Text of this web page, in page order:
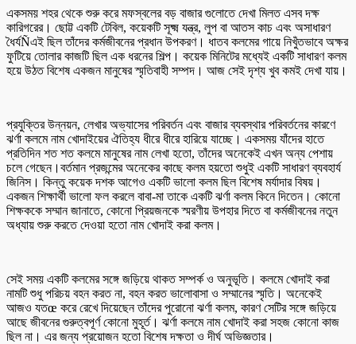
একসময় শহর থেকে শুরু করে মফস্বলের বড় বাজার গুলোতে দেখা মিলত এসব দক্ষ
কারিগরের। ছোট্ট একটি টেবিল, কয়েকটি সূক্ষ্ম যন্ত্র, লুপ বা আতস কাচ এবং অসাধারণ
ধৈর্যÑএই ছিল তাঁদের কর্মজীবনের প্রধান উপকরণ। ধাতব কলমের গায়ে নিখুঁতভাবে অক্ষর
ফুটিয়ে তোলার কাজটি ছিল এক ধরনের শিল্প। কয়েক মিনিটের মধ্যেই একটি সাধারণ কলম
হয়ে উঠত বিশেষ একজন মানুষের স্মৃতিবাহী সম্পদ। আজ সেই দৃশ্য খুব কমই দেখা যায়।
প্রযুক্তির উন্নয়ন, লেখার অভ্যাসের পরিবর্তন এবং বাজার ব্যবস্থার পরিবর্তনের কারণে
ঝর্ণা কলমে নাম খোদাইয়ের ঐতিহ্য ধীরে ধীরে হারিয়ে যাচ্ছে। একসময় যাঁদের হাতে
প্রতিদিন শত শত কলমে মানুষের নাম লেখা হতো, তাঁদের অনেকেই এখন অন্য পেশায়
চলে গেছেন।বর্তমান প্রজন্মের অনেকের কাছে কলম হয়তো শুধুই একটি সাধারণ ব্যবহার্য
জিনিস। কিন্তু কয়েক দশক আগেও একটি ভালো কলম ছিল বিশেষ মর্যাদার বিষয়।
একজন শিক্ষার্থী ভালো ফল করলে বাবা-মা তাকে একটি ঝর্ণা কলম কিনে দিতেন। কোনো
শিক্ষককে সম্মান জানাতে, কোনো প্রিয়জনকে স্মরণীয় উপহার দিতে বা কর্মজীবনের নতুন
অধ্যায় শুরু করতে দেওয়া হতো নাম খোদাই করা কলম।
সেই সময় একটি কলমের সঙ্গে জড়িয়ে থাকত সম্পর্ক ও অনুভূতি। কলমে খোদাই করা
নামটি শুধু পরিচয় বহন করত না, বহন করত ভালোবাসা ও সম্মানের স্মৃতি। অনেকেই
আজও যতœ করে রেখে দিয়েছেন তাঁদের পুরোনো ঝর্ণা কলম, কারণ সেটির সঙ্গে জড়িয়ে
আছে জীবনের গুরুত্বপূর্ণ কোনো মুহূর্ত। ঝর্ণা কলমে নাম খোদাই করা সহজ কোনো কাজ
ছিল না। এর জন্য প্রয়োজন হতো বিশেষ দক্ষতা ও দীর্ঘ অভিজ্ঞতার।